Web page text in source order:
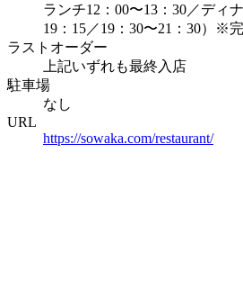
ランチ12：00〜13：30／ディ
19：15／19：30〜21：30）※
ラストオーダー
上記いずれも最終入店
駐車場
なし
URL
https://sowaka.com/restaurant/